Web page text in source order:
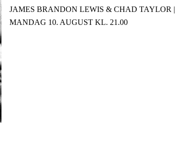
JAMES BRANDON LEWIS & CHAD TAYLOR
MANDAG 10. AUGUST KL. 21.00